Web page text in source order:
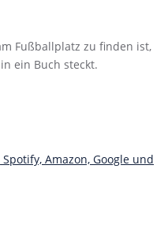
Fußballplatz zu finden ist,
ein Buch steckt.